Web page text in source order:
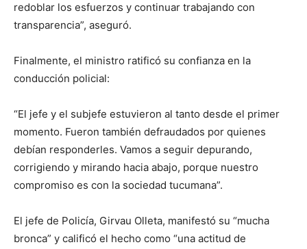
redoblar los esfuerzos y continuar trabajando con
transparencia”, aseguró.
Finalmente, el ministro ratificó su confianza en la
conducción policial:
“El jefe y el subjefe estuvieron al tanto desde el primer
momento. Fueron también defraudados por quienes
debían responderles. Vamos a seguir depurando,
corrigiendo y mirando hacia abajo, porque nuestro
compromiso es con la sociedad tucumana”.
El jefe de Policía, Girvau Olleta, manifestó su “mucha
bronca” y calificó el hecho como “una actitud de